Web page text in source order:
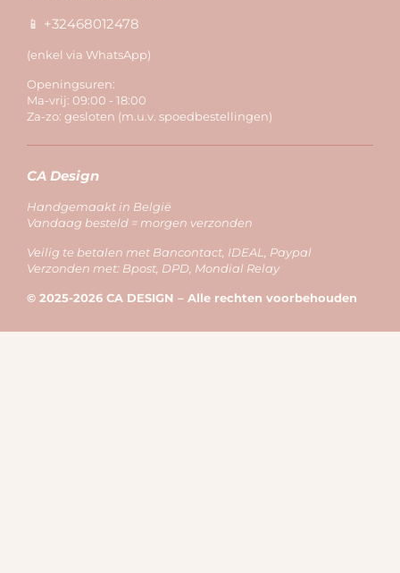
📱 +32468012478
(enkel via WhatsApp)
Openingsuren:
Ma-vrij: 09:00 - 18:00
Za-zo: gesloten (m.u.v. spoedbestellingen)
CA Design
Handgemaakt in België
Vandaag besteld = morgen verzonden
Veilig te betalen met Bancontact, IDEAL, Paypal
Verzonden met: Bpost, DPD, Mondial Relay
© 2025-2026 CA DESIGN – Alle rechten voorbehouden